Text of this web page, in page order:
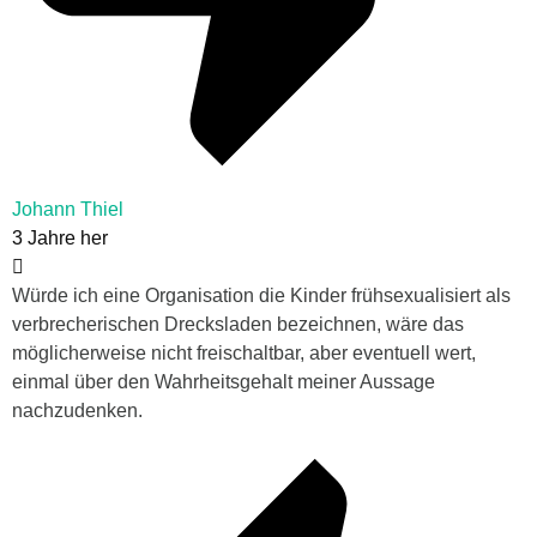
Johann Thiel
3 Jahre her
Würde ich eine Organisation die Kinder frühsexualisiert als
verbrecherischen Drecksladen bezeichnen, wäre das
möglicherweise nicht freischaltbar, aber eventuell wert,
einmal über den Wahrheitsgehalt meiner Aussage
nachzudenken.